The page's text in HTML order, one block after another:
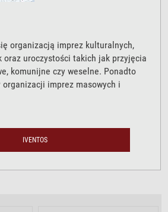
organizacją imprez kulturalnych,
oraz uroczystości takich jak przyjęcia
komunijne czy weselne. Ponadto
imprez masowych i
IVENTOS